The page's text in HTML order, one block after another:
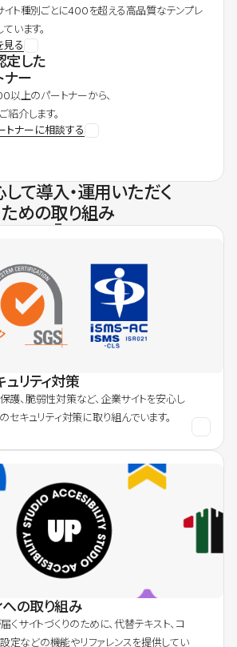
イト種別ごとに400を超える高品質なテンプレ
います。
見る
定した
ナー
上のパートナーから、
介します。
トナーに相談する
して導入・運用いただく
ための取り組み
ュリティ対策
護、脆弱性対策など、企業サイトを安心し
セキュリティ対策に取り組んでいます。
への取り組み
くサイトづくりのために、代替テキスト、コ
設定などの機能やリファレンスを提供してい